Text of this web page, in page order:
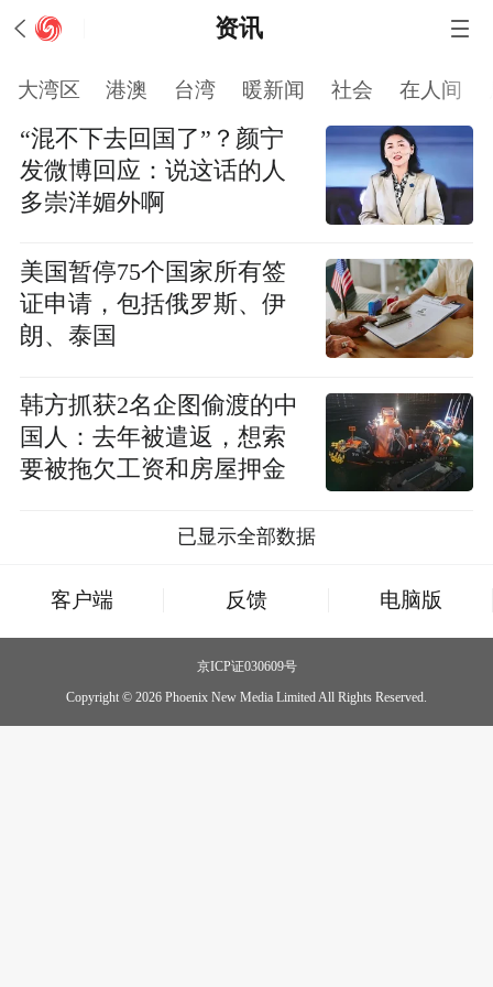
资讯
大湾区 港澳 台湾 暖新闻 社会 在人间
“混不下去回国了”？颜宁
发微博回应：说这话的人
多崇洋媚外啊
美国暂停75个国家所有签
证申请，包括俄罗斯、伊
朗、泰国
韩方抓获2名企图偷渡的中
国人：去年被遣返，想索
要被拖欠工资和房屋押金
已显示全部数据
客户端 反馈 电脑版
京ICP证030609号
Copyright © 2026 Phoenix New Media Limited All Rights Reserved.